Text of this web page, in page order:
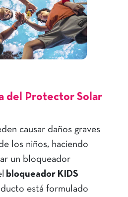
del Protector Solar
causar daños graves
los niños, haciendo
un bloqueador
bloqueador KIDS
está formulado